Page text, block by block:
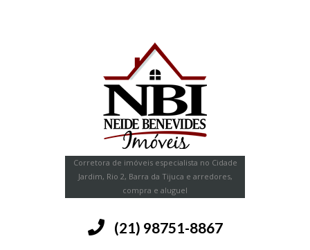
Corretora de imóveis especialista no Cidade
Jardim, Rio 2, Barra da Tijuca e arredores,
compra e aluguel
(21) 98751-8867